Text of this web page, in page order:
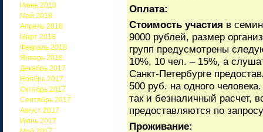
Июнь 2018
Май 2018
Апрель 2018
Март 2018
Февраль 2018
Январь 2018
Декабрь 2017
Ноябрь 2017
Октябрь 2017
Сентябрь 2017
Август 2017
Июнь 2017
Оплата:
Стоимость участия в
9000 рублей, размер
групп предусмотрены
10%, 10 чел. – 15%, а
Санкт-Петербурге
500 руб. на одного
так и безналичный расчет,
предоставляются по
Проживание: